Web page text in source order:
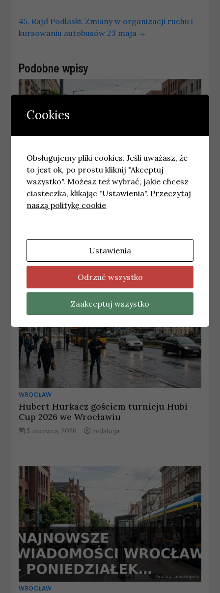
45. Rajd Podlaski: Zmiany w organizacji ruchu i
kursowaniu autobusów 23 maja →
Podobne wpisy
Najnowsze wiadomości Wrocław – Środa
8 lipca, 2026 redakcja
WROCŁAW
Hubert Hurkacz gościem turnieju Hubi
Cup 2026 we Wrocławiu
5 czerwca, 2026 redakcja
WROCŁAW
Cookies
Obsługujemy pliki cookies. Jeśli uważasz, że
to jest ok, po prostu kliknij "Akceptuj
wszystko". Możesz też wybrać, jakie chcesz
ciasteczka, klikając "Ustawienia". Przeczytaj
naszą politykę cookie
Ustawienia
Odrzuć wszystko
Zaakceptuj wszystko